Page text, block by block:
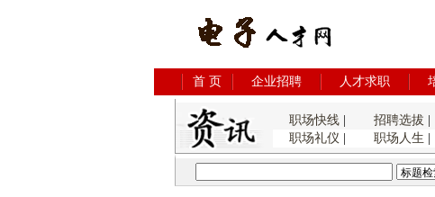
首 页 企业招聘 人才求职
职场快线| 招聘选拔
职场礼仪
职场人生